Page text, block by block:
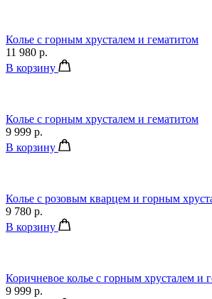
Колье с горным хрусталем и гематитом
11 980 р.
В корзину
Колье с горным хрусталем и гематитом
9 999 р.
В корзину
Колье с розовым кварцем и горным
9 780 р.
В корзину
Коричневое колье с горным хрусталем и
9 999 р.